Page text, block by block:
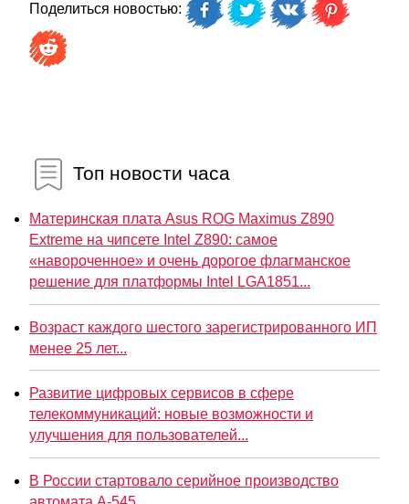
Поделиться новостью:
Топ новости часа
Материнская плата Asus ROG Maximus Z890
Extreme на чипсете Intel Z890: самое
«навороченное» и очень дорогое флагманское
решение для платформы Intel LGA1851...
Возраст каждого шестого зарегистрированного ИП
менее 25 лет...
Развитие цифровых сервисов в сфере
телекоммуникаций: новые возможности и
улучшения для пользователей...
В России стартовало серийное производство